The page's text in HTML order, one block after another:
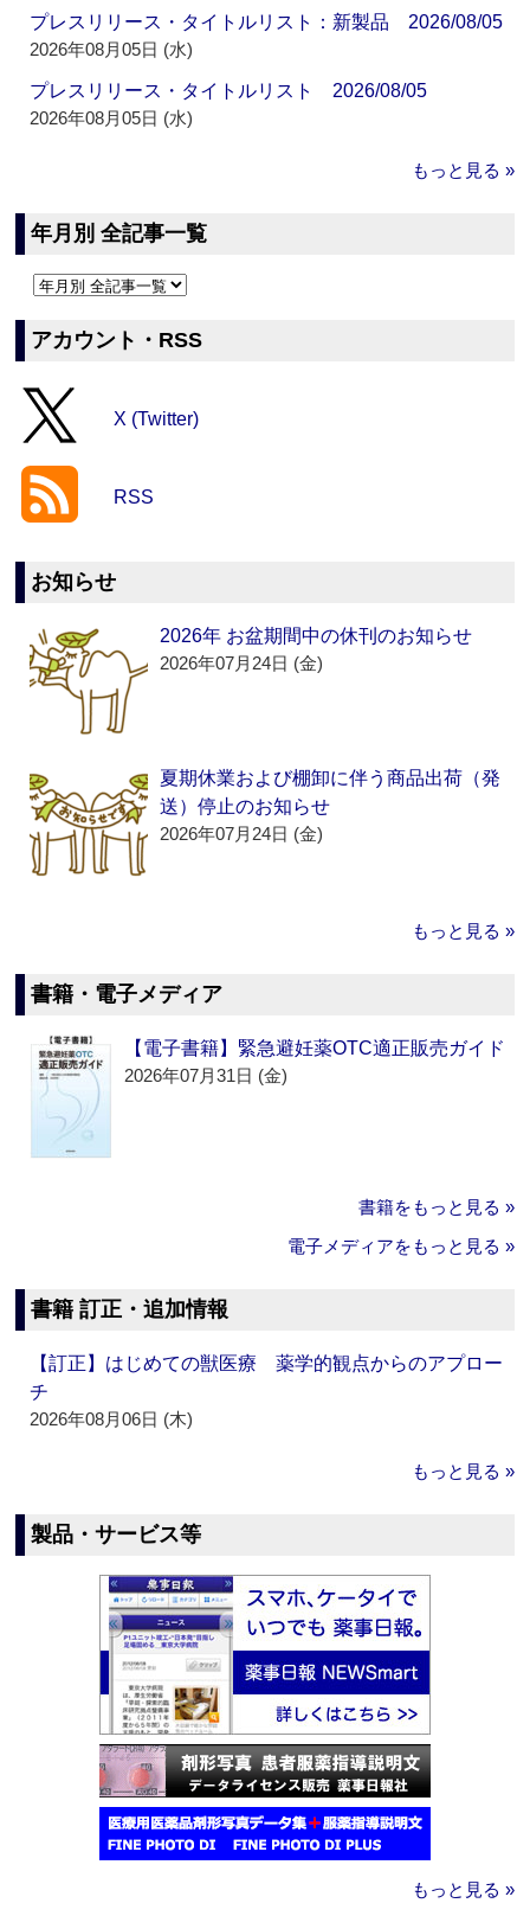
プレスリリース・タイトルリスト：新製品 2026/08/05
2026年08月05日 (水)
プレスリリース・タイトルリスト 2026/08/05
2026年08月05日 (水)
もっと見る »
年月別 全記事一覧
アカウント・RSS
X (Twitter)
RSS
お知らせ
2026年 お盆期間中の休刊のお知らせ
2026年07月24日 (金)
夏期休業および棚卸に伴う商品出荷（発
送）停止のお知らせ
2026年07月24日 (金)
もっと見る »
書籍・電子メディア
【電子書籍】緊急避妊薬OTC適正販売ガイド
2026年07月31日 (金)
書籍をもっと見る »
電子メディアをもっと見る »
書籍 訂正・追加情報
【訂正】はじめての獣医療 薬学的観点からのアプロー
チ
2026年08月06日 (木)
もっと見る »
製品・サービス等
もっと見る »